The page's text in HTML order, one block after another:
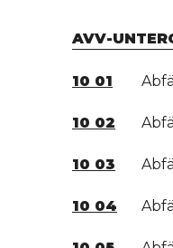
AVV-
10 01
10 02
10 03
10 04